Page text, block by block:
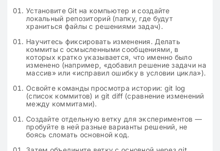
Установите Git на компьютер и создайте
локальный репозиторий (папку, где будут
храниться файлы с решениями задач).
Научитесь фиксировать изменения. Делать
коммиты с осмысленными сообщениями, в
которых кратко указывается, что именно было
изменено (например, «добавил решение задачи на
массив» или «исправил ошибку в условии цикла»).
Освойте команды просмотра истории: git log
(список коммитов) и git diff (сравнение изменений
между коммитами).
Создайте отдельную ветку для экспериментов —
пробуйте в ней разные варианты решений, не
боясь сломать основной код.